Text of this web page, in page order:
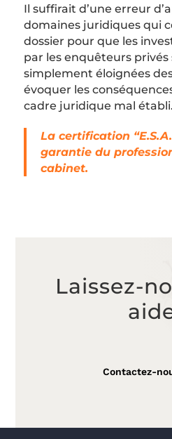
Il suffirait d’une erreur
domaines juridiques qui
dossier pour que les
par les enquêteurs
simplement éloignées
évoquer les
cadre juridique mal établi.
La certification
garantie du
cabinet.
Laissez-
Contactez-